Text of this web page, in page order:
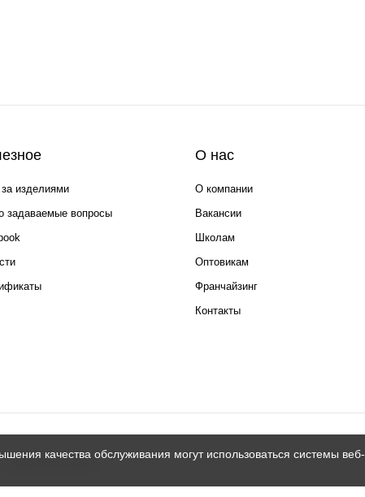
изделиями
задаваемые вопросы
О нас
О компании
Вакансии
Школам
Оптовикам
Франчайзинг
Контакты
качества обслуживания могут использоваться системы веб-